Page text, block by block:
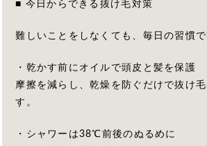
■ 今日からできる抜け毛対策
難しいことをしなくても、毎日の習慣で
・乾かす前にオイルで頭皮と髪を保護
摩擦を減らし、乾燥を防ぐだけで抜け
す。
・シャワーは38℃前後のぬるめに